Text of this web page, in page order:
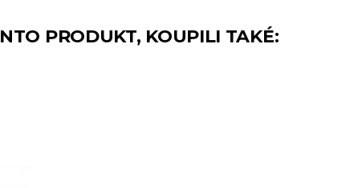
PRODUKT, KOUPILI TAKÉ: